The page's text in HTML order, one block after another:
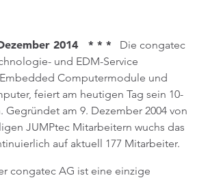
2014 * * * Die congatec
und EDM-Service
Computermodule und
feiert am heutigen Tag sein 10-
Gegründet am 9. Dezember 2004 von
JUMPtec Mitarbeitern wuchs das
auf aktuell 177 Mitarbeiter.
congatec AG ist eine einzige